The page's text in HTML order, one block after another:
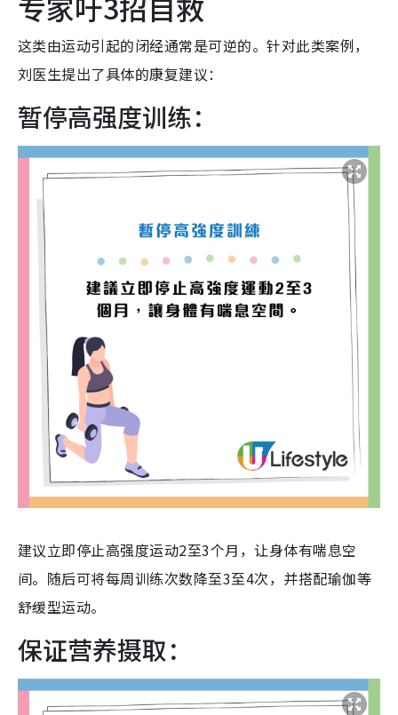
这类由运动引起的闭经通常是可逆的。针对此类案例，
刘医生提出了具体的康复建议：
暂停高强度训练：
建议立即停止高强度运动2至3个月，让身体有喘息空
间。随后可将每周训练次数降至3至4次，并搭配瑜伽等
舒缓型运动。
保证营养摄取：